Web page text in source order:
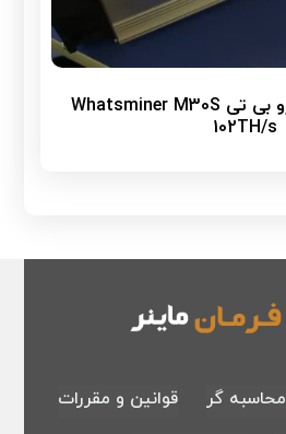
دستگاه ماینر میکرو بی تی Whatsminer M30S
102TH/s
محاسبه گر قوانین و مقررات